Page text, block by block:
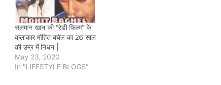
सलमान खान की “रेडी फिल्म” के
कलाकार मोहित बघेल का 26 साल
की उम्र में निधन |
May 23, 2020
In "LIFESTYLE BLOGS"